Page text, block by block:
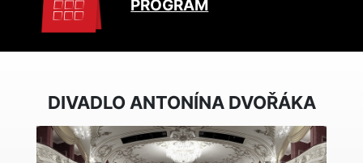
PROGRAM
DIVADLO ANTONÍNA DVOŘÁKA